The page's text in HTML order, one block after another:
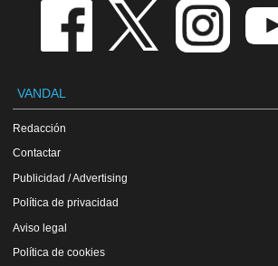
VANDAL
Redacción
Contactar
Publicidad / Advertising
Política de privacidad
Aviso legal
Política de cookies